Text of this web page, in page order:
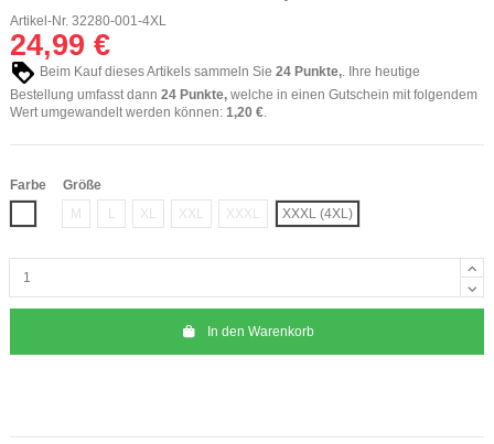
Artikel-Nr. 32280-001-4XL
24,99 €
Beim Kauf dieses Artikels sammeln Sie 24 Punkte,. Ihre heutige
Bestellung umfasst dann 24 Punkte, welche in einen Gutschein mit folgendem
Wert umgewandelt werden können: 1,20 €
Farbe
Größe
M
L XL XXL XXXL XXXL (4XL)
In den Warenkorb